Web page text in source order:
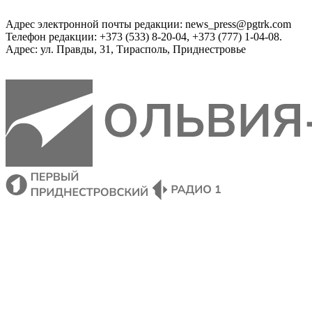
Адрес электронной почты редакции: news_press@pgtrk.com
Телефон редакции: +373 (533) 8-20-04, +373 (777) 1-04-08.
Адрес: ул. Правды, 31, Тирасполь, Приднестровье